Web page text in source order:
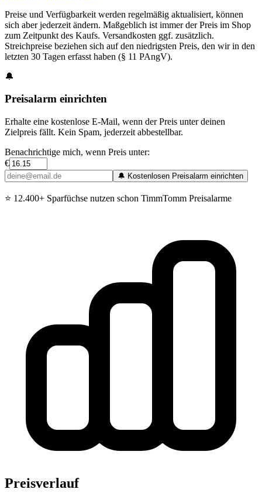
Preise und Verfügbarkeit werden regelmäßig aktualisiert, können
sich aber jederzeit ändern. Maßgeblich ist immer der Preis im Shop
zum Zeitpunkt des Kaufs. Versandkosten ggf. zusätzlich.
Streichpreise beziehen sich auf den niedrigsten Preis, den wir in den
letzten 30 Tagen erfasst haben (§ 11 PAngV).
🔔
Preisalarm einrichten
Erhalte eine kostenlose E-Mail, wenn der Preis unter deinen
Zielpreis fällt. Kein Spam, jederzeit abbestellbar.
Benachrichtige mich, wenn Preis unter:
€
🔔 Kostenlosen Preisalarm einrichten
⭐ 12.400+ Sparfüchse nutzen schon TimmTomm Preisalarme
Preisverlauf